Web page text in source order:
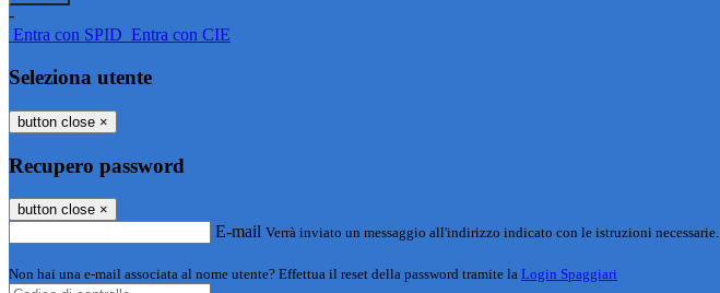
-
Entra con SPID Entra con CIE
Seleziona utente
button close ×
Recupero password
button close ×
E-mail Verrà inviato un messaggio all'indirizzo indicato con le istruzioni necessarie.
Non hai una e-mail associata al nome utente? Effettua il reset della password tramite la Login Spaggiari